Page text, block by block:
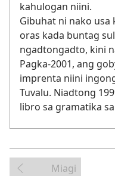
kahulogan niini.
Gibuhat ni nako usa
oras kada buntag
ngadtongadto, kini
Pagka-2001, ang
imprenta niini
Tuvalu. Niadtong
libro sa gramatika
Miagi